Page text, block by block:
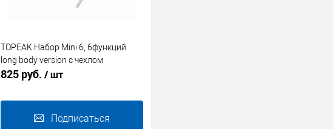
TOPEAK Набор Mini 6, 6функций
long body version с чехлом
825 руб. / шт
Подписаться